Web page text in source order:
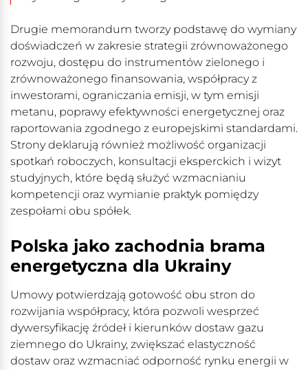
Drugie memorandum tworzy podstawę do wymiany
doświadczeń w zakresie strategii zrównoważonego
rozwoju, dostępu do instrumentów zielonego i
zrównoważonego finansowania, współpracy z
inwestorami, ograniczania emisji, w tym emisji
metanu, poprawy efektywności energetycznej oraz
raportowania zgodnego z europejskimi standardami.
Strony deklarują również możliwość organizacji
spotkań roboczych, konsultacji eksperckich i wizyt
studyjnych, które będą służyć wzmacnianiu
kompetencji oraz wymianie praktyk pomiędzy
zespołami obu spółek.
Polska jako zachodnia brama
energetyczna dla Ukrainy
Umowy potwierdzają gotowość obu stron do
rozwijania współpracy, która pozwoli wesprzeć
dywersyfikację źródeł i kierunków dostaw gazu
ziemnego do Ukrainy, zwiększać elastyczność
dostaw oraz wzmacniać odporność rynku energii w